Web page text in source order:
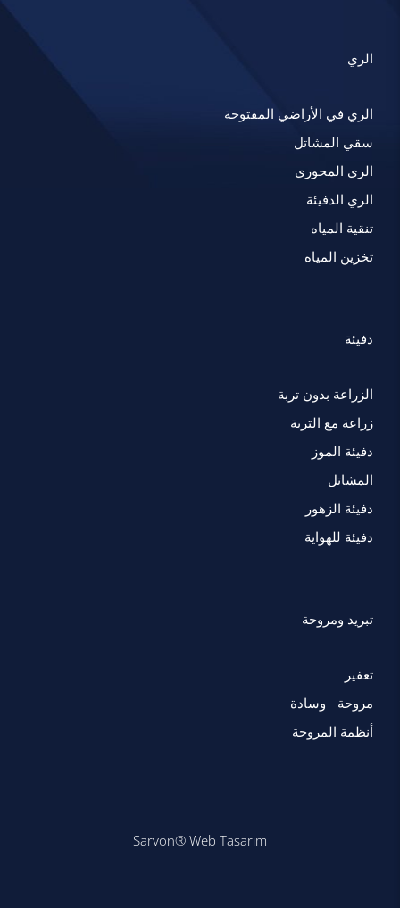
الري
الري في الأراضي المفتوحة
سقي المشاتل
الري المحوري
الري الدفيئة
تنقية المياه
تخزين المياه
دفيئة
الزراعة بدون تربة
زراعة مع التربة
دفيئة الموز
المشاتل
دفيئة الزهور
دفيئة للهواية
تبريد ومروحة
تعفير
مروحة - وسادة
أنظمة المروحة
Sarvon®Web Tasarım